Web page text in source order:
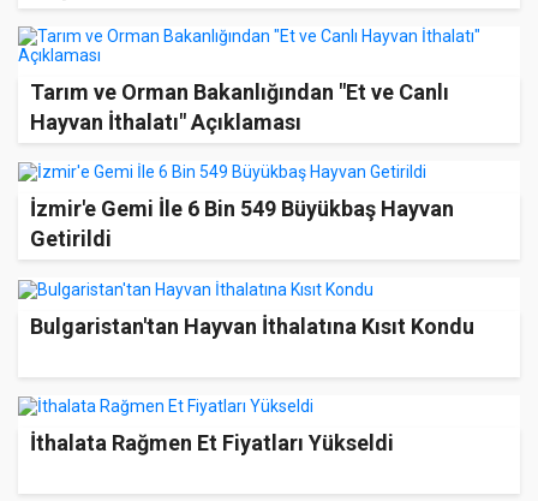
Tarım ve Orman Bakanlığından "Et ve Canlı
Hayvan İthalatı" Açıklaması
İzmir'e Gemi İle 6 Bin 549 Büyükbaş Hayvan
Getirildi
Bulgaristan'tan Hayvan İthalatına Kısıt Kondu
İthalata Rağmen Et Fiyatları Yükseldi